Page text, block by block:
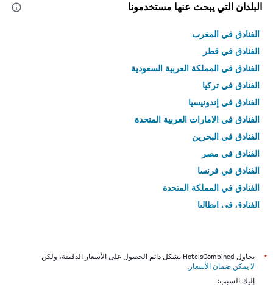
البلدان التي يبحث عنها مستخدمونا
الفنادق في المغرب
الفنادق في قطر
الفنادق في المملكة العربية السعودية
الفنادق في تركيا
الفنادق في إندونيسيا
الفنادق في الامارات العربية المتحدة
الفنادق في البحرين
الفنادق في مصر
الفنادق في فرنسا
الفنادق في المملكة المتحدة
الفنادق في إيطاليا
*
يحاول HotelsCombined بشكل دائم الحصول على الأسعار الدقيقة، ولكن
لا يمكن ضمان الأسعار .
إليك السبب: